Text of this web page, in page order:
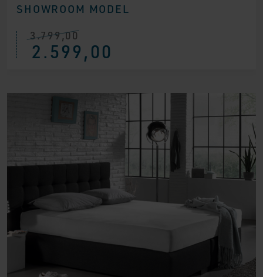
SHOWROOM MODEL
3.799,00
Ursprünglicher
Preis
war:
2.599,00
Aktueller
Preis
ist: